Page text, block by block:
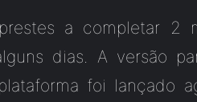
a completar 2
dias. A versão
foi lançado